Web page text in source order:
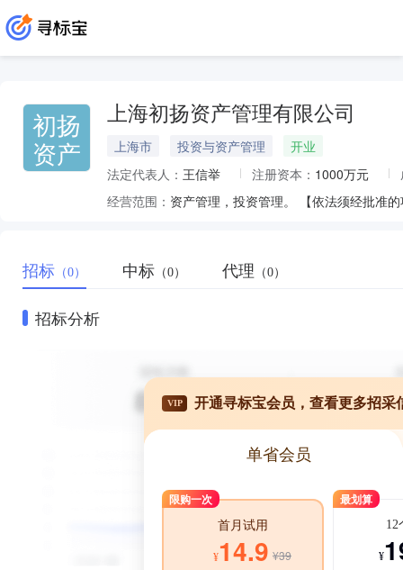
初扬
资产
上海初扬资产管理有限公司
上海市 投资与资产管理
开业
法定代表人： 王信举 注册资本： 1000万元
经营范围： 资产管理，投资管理。 【依法须经批准
招标 （0） 中标 （0） 代理 （0）
招标分析
VIP 开通寻标宝会员，查看更多招采
单省会员
限购一次
首月试用
¥14.9 ¥39
最划算
12
¥